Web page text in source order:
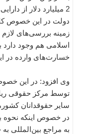
2 میلیارد دلار از
دولت در این خصوص
زمینه بررسی‌های
اسلامی هم وجود دارد
خسارت‌های وارده در
وی افزود: در این
توسط مرکز حقوقی
سایر حقوقدانان
در خصوص اینکه نحوه
به مراجع بین‌المللی